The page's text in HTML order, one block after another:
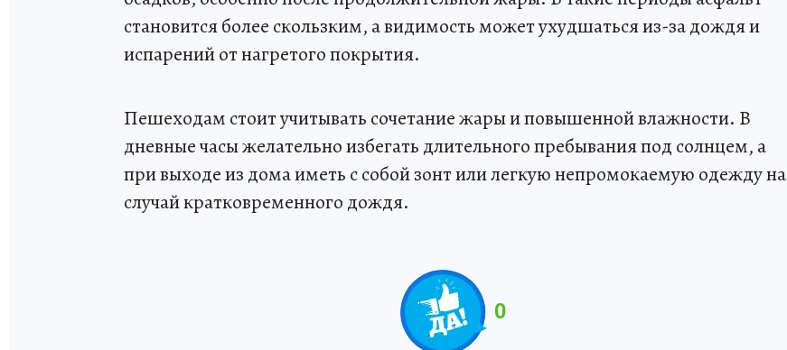
становится более скользким, а видимость может ухудшаться из-за дождя и
испарений от нагретого покрытия.
Пешеходам стоит учитывать сочетание жары и повышенной влажности. В
дневные часы желательно избегать длительного пребывания под солнцем, а
при выходе из дома иметь с собой зонт или легкую непромокаемую одежду на
случай кратковременного дождя.
0